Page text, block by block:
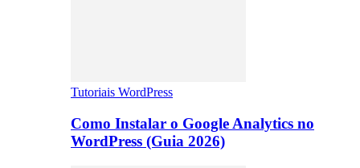
Tutoriais WordPress
Como Instalar o Google Analytics no
WordPress (Guia 2026)